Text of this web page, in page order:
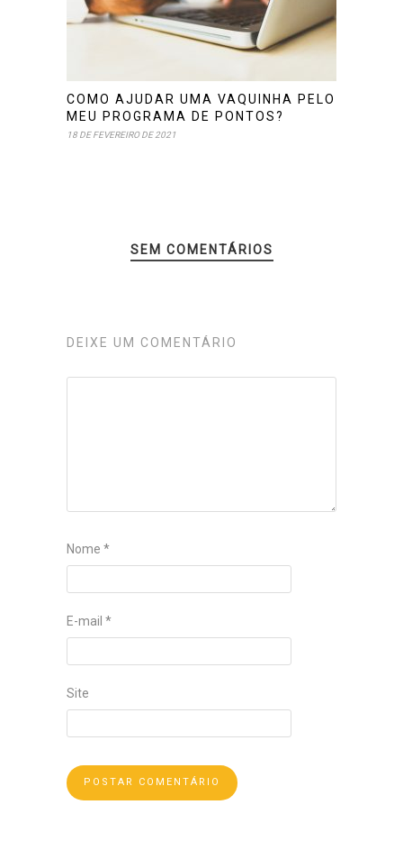
COMO AJUDAR UMA VAQUINHA PELO
MEU PROGRAMA DE PONTOS?
18 DE FEVEREIRO DE 2021
SEM COMENTÁRIOS
DEIXE UM COMENTÁRIO
Nome *
E-mail *
Site